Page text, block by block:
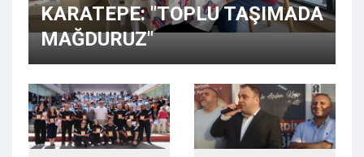
KARATEPE: "TOPLU TAŞIMADA
MAĞDURUZ"